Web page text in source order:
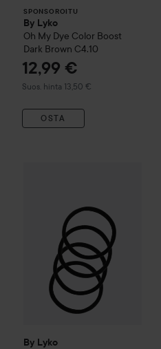
SPONSOROITU
By Lyko
Oh My Dye Color Boost
Dark Brown C4.10
12,99 €
Suos. hinta 13,50 €
Suositeltu hinta 13,50 €
OSTA
By Lyko